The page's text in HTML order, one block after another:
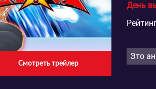
Смотреть трейлер
День
Это